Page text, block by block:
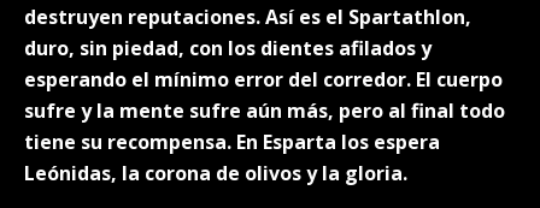
destruyen reputaciones. Así es el Spartathlon,
duro, sin piedad, con los dientes afilados y
esperando el mínimo error del corredor. El cuerpo
sufre y la mente sufre aún más, pero al final todo
tiene su recompensa. En Esparta los espera
Leónidas, la corona de olivos y la gloria.